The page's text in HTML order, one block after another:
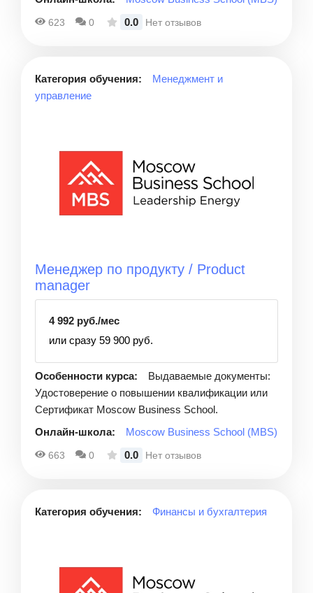
623 0 0.0 Нет отзывов
Категория обучения:
Менеджмент и
управление
Менеджер по продукту / Product
manager
4 992 руб./мес
или сразу 59 900 руб.
Особенности курса:
Выдаваемые документы:
Удостоверение о повышении квалификации или
Сертификат Moscow Business School.
Онлайн-школа:
Moscow Business School (MBS)
663 0 0.0 Нет отзывов
Категория обучения: Финансы и бухгалтерия